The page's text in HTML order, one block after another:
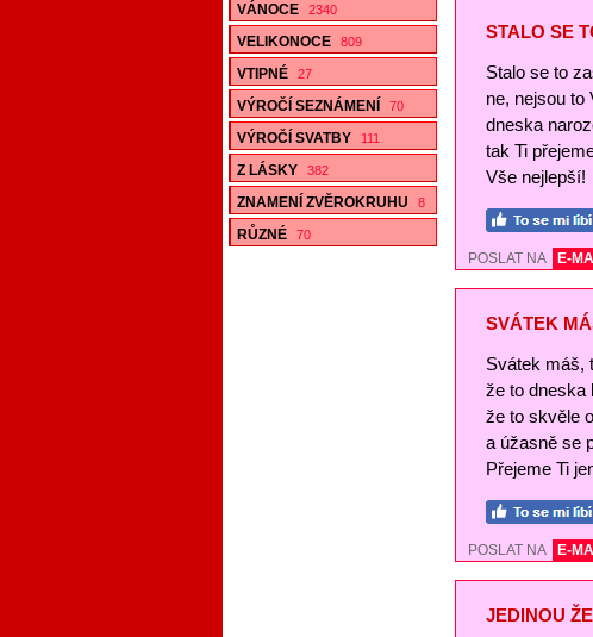
VÁNOCE 2340
VELIKONOCE 809
VTIPNÉ 27
VÝROČÍ SEZNÁMENÍ 70
VÝROČÍ SVATBY 111
Z LÁSKY 382
ZNAMENÍ ZVĚROKRUHU 8
RŮZNÉ 70
STALO SE
Stalo se to
ne, nejsou to
dneska
tak Ti
Vše nejlepší!
POSLAT NA E-
SVÁTEK
Svátek máš,
že to dneska
že to skvěle
a úžasně se
Přejeme Ti
POSLAT NA E-
JEDINOU